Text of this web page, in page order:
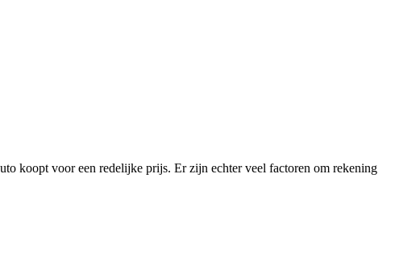
koopt voor een redelijke prijs. Er zijn echter veel factoren om rekening